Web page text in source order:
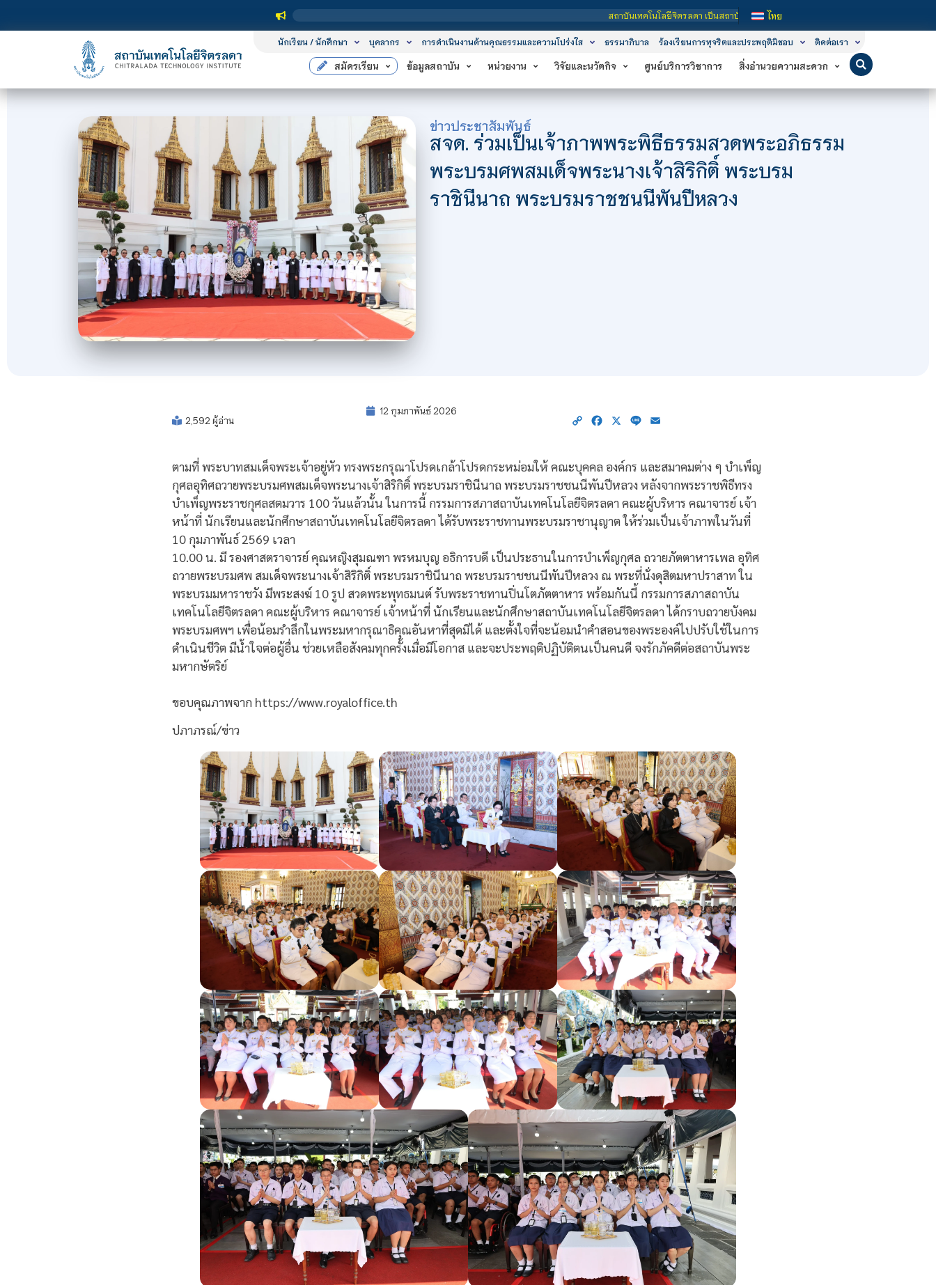
สถาบันเทคโนโลยีจิตรลดา เป็นสถาบันอุดมศึกษาในกำกับของรัฐ เปิดหลักสูตรการเรียนการสอน 3 ระดับ คื
ไทย
นักเรียน / นักศึกษา บุคลากร การดำเนินงานด้านคุณธรรมและความโปร่งใส ธรรมาภิบาล ร้องเรียนการทุจริตและประพฤติมิชอบ ติดต่อเรา
สมัครเรียน ข้อมูลสถาบัน หน่วยงาน วิจัยและนวัตกิจ ศูนย์บริการวิชาการ สิ่งอำนวยความสะดวก
ข่าวประชาสัมพันธ์
สจด. ร่วมเป็นเจ้าภาพพระพิธีธรรมสวดพระอภิธรรม
พระบรมศพสมเด็จพระนางเจ้าสิริกิติ์ พระบรม
ราชินีนาถ พระบรมราชชนนีพันปีหลวง
2,592 ผู้อ่าน
12 กุมภาพันธ์ 2026
Copy Facebook
X Line
ตามที่ พระบาทสมเด็จพระเจ้าอยู่หัว ทรงพระกรุณาโปรดเกล้าโปรดกระหม่อมให้ คณะบุคคล องค์กร และสมาคมต่าง ๆ บำเพ็ญ
กุศลอุทิศถวายพระบรมศพสมเด็จพระนางเจ้าสิริกิติ์ พระบรมราชินีนาถ พระบรมราชชนนีพันปีหลวง หลังจากพระราชพิธีทรง
บำเพ็ญพระราชกุศลสตมวาร 100 วันแล้วนั้น ในการนี้ กรรมการสภาสถาบันเทคโนโลยีจิตรลดา คณะผู้บริหาร คณาจารย์ เจ้า
หน้าที่ นักเรียนและนักศึกษาสถาบันเทคโนโลยีจิตรลดา ได้รับพระราชทานพระบรมราชานุญาต ให้ร่วมเป็นเจ้าภาพในวันที่
10 กุมภาพันธ์ 2569 เวลา
10.00 น. มี รองศาสตราจารย์ คุณหญิงสุมณฑา พรหมบุญ อธิการบดี เป็นประธานในการบำเพ็ญกุศล ถวายภัตตาหารเพล อุทิศ
ถวายพระบรมศพ สมเด็จพระนางเจ้าสิริกิติ์ พระบรมราชินีนาถ พระบรมราชชนนีพันปีหลวง ณ พระที่นั่งดุสิตมหาปราสาท ใน
พระบรมมหาราชวัง มีพระสงฆ์ 10 รูป สวดพระพุทธมนต์ รับพระราชทานปิ่นโตภัตตาหาร พร้อมกันนี้ กรรมการสภาสถาบัน
เทคโนโลยีจิตรลดา คณะผู้บริหาร คณาจารย์ เจ้าหน้าที่ นักเรียนและนักศึกษาสถาบันเทคโนโลยีจิตรลดา ได้กราบถวายบังคม
พระบรมศพฯ เพื่อน้อมรำลึกในพระมหากรุณาธิคุณอันหาที่สุดมิได้ และตั้งใจที่จะน้อมนำคำสอนของพระองค์ไปปรับใช้ในการ
ดำเนินชีวิต มีน้ำใจต่อผู้อื่น ช่วยเหลือสังคมทุกครั้งเมื่อมีโอกาส และจะประพฤติปฏิบัติตนเป็นคนดี จงรักภัคดีต่อสถาบันพระ
มหากษัตริย์
ขอบคุณภาพจาก https://www.royaloffice.th
ปภาภรณ์/ข่าว